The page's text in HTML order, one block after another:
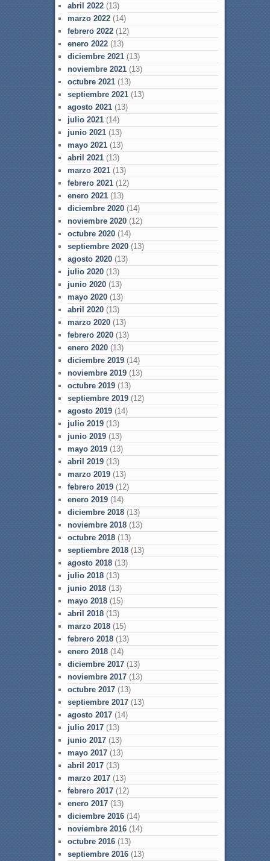
abril 2022(13)
marzo 2022(14)
febrero 2022(12)
enero 2022(13)
diciembre 2021(13)
noviembre 2021(13)
octubre 2021(13)
septiembre 2021(13)
agosto 2021(13)
julio 2021(14)
junio 2021(13)
mayo 2021(13)
abril 2021(13)
marzo 2021(13)
febrero 2021(12)
enero 2021(13)
diciembre 2020(14)
noviembre 2020(12)
octubre 2020(14)
septiembre 2020(13)
agosto 2020(13)
julio 2020(13)
junio 2020(13)
mayo 2020(13)
abril 2020(13)
marzo 2020(13)
febrero 2020(13)
enero 2020(13)
diciembre 2019(14)
noviembre 2019(13)
octubre 2019(13)
septiembre 2019(12)
agosto 2019(14)
julio 2019(13)
junio 2019(13)
mayo 2019(13)
abril 2019(13)
marzo 2019(13)
febrero 2019(12)
enero 2019(14)
diciembre 2018(13)
noviembre 2018(13)
octubre 2018(13)
septiembre 2018(13)
agosto 2018(13)
julio 2018(13)
junio 2018(13)
mayo 2018(15)
abril 2018(13)
marzo 2018(15)
febrero 2018(13)
enero 2018(14)
diciembre 2017(13)
noviembre 2017(13)
octubre 2017(13)
septiembre 2017(13)
agosto 2017(14)
julio 2017(13)
junio 2017(13)
mayo 2017(13)
abril 2017(13)
marzo 2017(13)
febrero 2017(12)
enero 2017(13)
diciembre 2016(14)
noviembre 2016(14)
octubre 2016(13)
septiembre 2016(13)